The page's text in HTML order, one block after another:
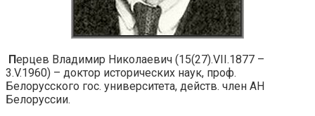
Перцев Владимир Николаевич (15(27).VII.1877 –
3.V.1960) – доктор исторических наук, проф.
Белорусского гос. университета, действ. член АН
Белоруссии.